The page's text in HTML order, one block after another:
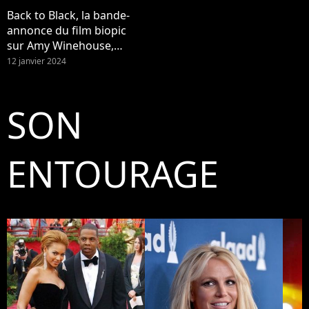
Back to Black, la bande-
annonce du film biopic
sur Amy Winehouse,
avec Marisa Abela
12 janvier 2024
SON
ENTOURAGE